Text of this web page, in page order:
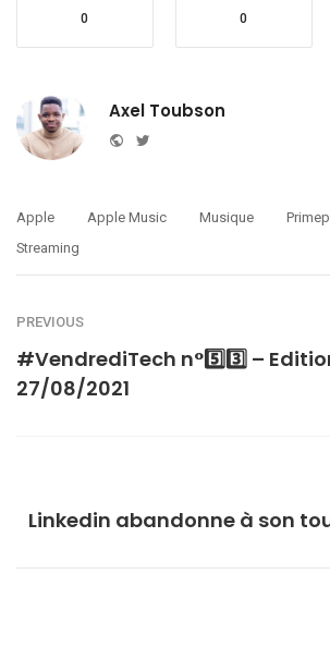
0 0
Axel Toubson
Website
Apple Apple Music Musique
Streaming
PREVIOUS
#VendrediTech n°5️⃣3️⃣ –
27/08/2021
Linkedin abandonne à son